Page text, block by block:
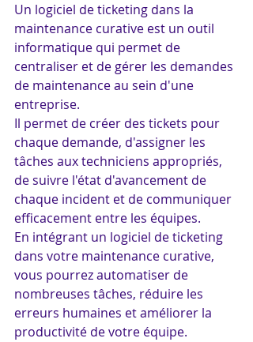
Un logiciel de ticketing dans la
maintenance curative est un outil
informatique qui permet de
centraliser et de gérer les demandes
de maintenance au sein d'une
entreprise.
Il permet de créer des tickets pour
chaque demande, d'assigner les
tâches aux techniciens appropriés,
de suivre l'état d'avancement de
chaque incident et de communiquer
efficacement entre les équipes.
En intégrant un logiciel de ticketing
dans votre maintenance curative,
vous pourrez automatiser de
nombreuses tâches, réduire les
erreurs humaines et améliorer la
productivité de votre équipe.